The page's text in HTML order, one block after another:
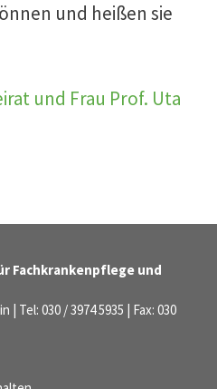
und heißen sie
und Frau Prof. Uta
Fachkrankenpflege und
Tel: 030 / 3974 5935 | Fax: 030